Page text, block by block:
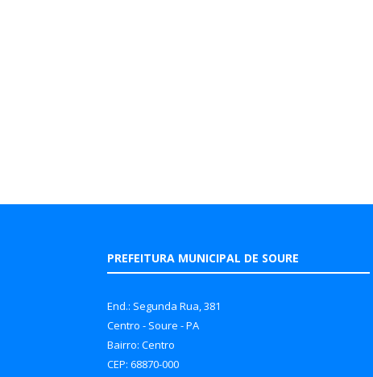
PREFEITURA MUNICIPAL DE SOURE
End.: Segunda Rua, 381
Centro - Soure - PA
Bairro: Centro
CEP: 68870-000